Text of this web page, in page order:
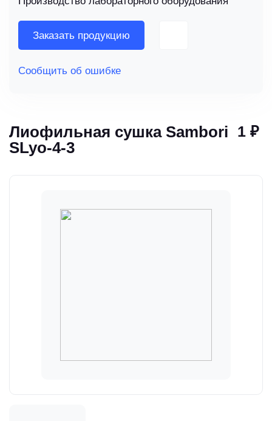
Заказать продукцию
Сообщить об ошибке
Лиофильная сушка Sambori
SLyo-4-3
1 ₽